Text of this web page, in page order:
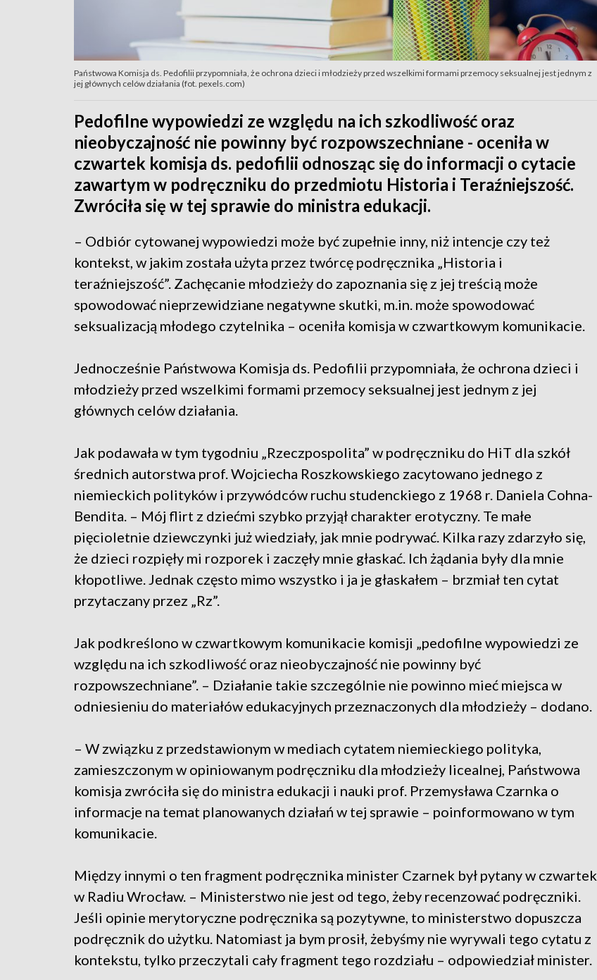
Państwowa Komisja ds. Pedofilii przypomniała, że ochrona dzieci i młodzieży przed wszelkimi formami przemocy seksualnej jest jednym z
jej głównych celów działania (fot. pexels.com)
Pedofilne wypowiedzi ze względu na ich szkodliwość oraz
nieobyczajność nie powinny być rozpowszechniane - oceniła w
czwartek komisja ds. pedofilii odnosząc się do informacji o cytacie
zawartym w podręczniku do przedmiotu Historia i Teraźniejszość.
Zwróciła się w tej sprawie do ministra edukacji.
– Odbiór cytowanej wypowiedzi może być zupełnie inny, niż intencje czy też
kontekst, w jakim została użyta przez twórcę podręcznika „Historia i
teraźniejszość”. Zachęcanie młodzieży do zapoznania się z jej treścią może
spowodować nieprzewidziane negatywne skutki, m.in. może spowodować
seksualizacją młodego czytelnika – oceniła komisja w czwartkowym komunikacie.
Jednocześnie Państwowa Komisja ds. Pedofilii przypomniała, że ochrona dzieci i
młodzieży przed wszelkimi formami przemocy seksualnej jest jednym z jej
głównych celów działania.
Jak podawała w tym tygodniu „Rzeczpospolita” w podręczniku do HiT dla szkół
średnich autorstwa prof. Wojciecha Roszkowskiego zacytowano jednego z
niemieckich polityków i przywódców ruchu studenckiego z 1968 r. Daniela Cohna-
Bendita. – Mój flirt z dziećmi szybko przyjął charakter erotyczny. Te małe
pięcioletnie dziewczynki już wiedziały, jak mnie podrywać. Kilka razy zdarzyło się,
że dzieci rozpięły mi rozporek i zaczęły mnie głaskać. Ich żądania były dla mnie
kłopotliwe. Jednak często mimo wszystko i ja je głaskałem – brzmiał ten cytat
przytaczany przez „Rz”.
Jak podkreślono w czwartkowym komunikacie komisji „pedofilne wypowiedzi ze
względu na ich szkodliwość oraz nieobyczajność nie powinny być
rozpowszechniane”. – Działanie takie szczególnie nie powinno mieć miejsca w
odniesieniu do materiałów edukacyjnych przeznaczonych dla młodzieży – dodano.
– W związku z przedstawionym w mediach cytatem niemieckiego polityka,
zamieszczonym w opiniowanym podręczniku dla młodzieży licealnej, Państwowa
komisja zwróciła się do ministra edukacji i nauki prof. Przemysława Czarnka o
informacje na temat planowanych działań w tej sprawie – poinformowano w tym
komunikacie.
Między innymi o ten fragment podręcznika minister Czarnek był pytany w czwartek
w Radiu Wrocław. – Ministerstwo nie jest od tego, żeby recenzować podręczniki.
Jeśli opinie merytoryczne podręcznika są pozytywne, to ministerstwo dopuszcza
podręcznik do użytku. Natomiast ja bym prosił, żebyśmy nie wyrywali tego cytatu z
kontekstu, tylko przeczytali cały fragment tego rozdziału – odpowiedział minister.